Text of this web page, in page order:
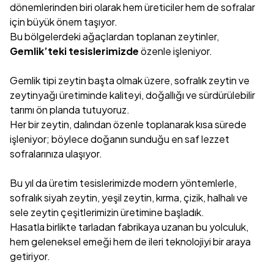
dönemlerinden biri olarak hem üreticiler hem de sofralar
için büyük önem taşıyor.
Bu bölgelerdeki ağaçlardan toplanan zeytinler,
Gemlik’teki tesislerimizdeözenle işleniyor.
Gemlik tipi zeytin başta olmak üzere, sofralık zeytin ve
zeytinyağı üretiminde kaliteyi, doğallığı ve sürdürülebilir
tarımı ön planda tutuyoruz.
Her bir zeytin, dalından özenle toplanarak kısa sürede
işleniyor; böylece doğanın sunduğu en saf lezzet
sofralarınıza ulaşıyor.
Bu yıl da üretim tesislerimizde modern yöntemlerle,
sofralık siyah zeytin, yeşil zeytin, kırma, çizik, halhalı ve
sele zeytin çeşitlerimizin üretimine başladık.
Hasatla birlikte tarladan fabrikaya uzanan bu yolculuk,
hem geleneksel emeği hem de ileri teknolojiyi bir araya
getiriyor.